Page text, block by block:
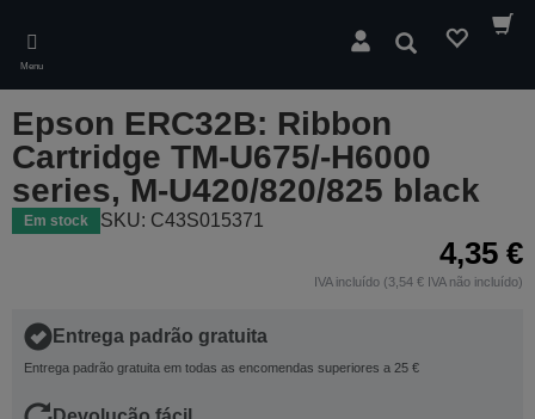
main
content
Menu
Pesquisar
Epson ERC32B: Ribbon
Cartridge TM-U675/-H6000
series, M-U420/820/825 black
Em stock SKU: C43S015371
4,35 €
IVA incluído (3,54 € IVA não incluído)
Entrega padrão gratuita
Entrega padrão gratuita em todas as encomendas superiores a 25 €